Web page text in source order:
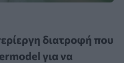
διατροφή που
για να